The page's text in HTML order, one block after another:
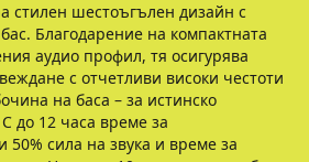
стилен шестоъгълен дизайн с
Благодарение на компактната
аудио профил, тя осигурява
с отчетливи високи честоти
на баса – за истинско
до 12 часа време за
сила на звука и време за